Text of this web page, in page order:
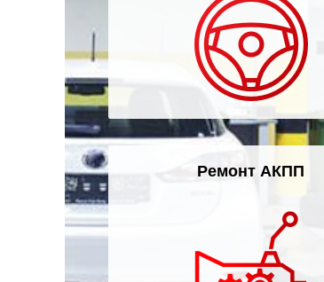
Ремонт АКПП